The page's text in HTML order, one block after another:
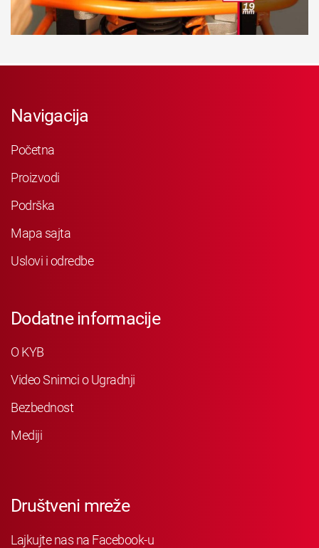
Navigacija
Početna
Proizvodi
Podrška
Mapa sajta
Uslovi i odredbe
Dodatne informacije
O KYB
Video Snimci o Ugradnji
Bezbednost
Mediji
Društveni mreže
Lajkujte nas na Facebook-u